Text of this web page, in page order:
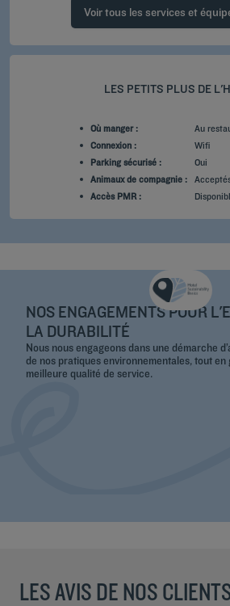
Voir tous les services et
LES PETITS PLUS DE
Où manger :
Au
Connexion :
Wifi
Parking sécurisé :
Oui
Animaux de compagnie :
Accès PMR :
NOS ENGAGEMENTS POUR
LA DURABILITÉ
Nous nous engageons dans une démarche
de nos pratiques environnementales, tout en
meilleure qualité de service.
LES AVIS DE NOS